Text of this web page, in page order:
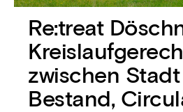
Re:treat
zwischen
Bestand,